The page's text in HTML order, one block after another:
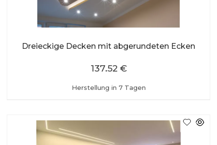
Dreieckige Decken mit abgerundeten Ecken
Herstellung in 7 Tagen
137.52 €